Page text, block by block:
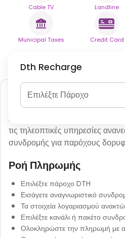
Cable TV Landline
Municipal Taxes Credit Card
Dth Recharge
Επιλέξτε Πάροχο
Ανανέωση DTH
Η ανανέωση DTH επιτρέπει
τις τηλεοπτικές υπηρεσίες
συνδρομής για παρόχους
Ροή Πληρωμής
Επιλέξτε πάροχο DTH
Εισάγετε αναγνωριστικό
Τα στοιχεία λογαριασμού
Επιλέξτε κανάλι ή πακέτο
Ολοκληρώστε την πληρωμή με